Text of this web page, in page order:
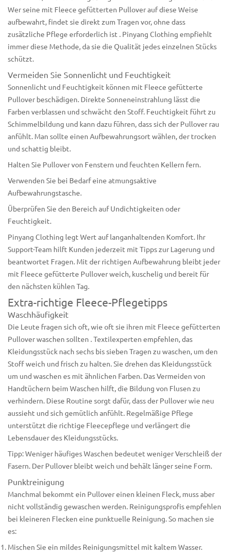
Wer seine mit Fleece gefütterten Pullover auf diese Weise
aufbewahrt, findet sie direkt zum Tragen vor, ohne dass
zusätzliche Pflege erforderlich ist . Pinyang Clothing empfiehlt
immer diese Methode, da sie die Qualität jedes einzelnen Stücks
schützt.
Vermeiden Sie Sonnenlicht und Feuchtigkeit
Sonnenlicht und Feuchtigkeit können mit Fleece gefütterte
Pullover beschädigen. Direkte Sonneneinstrahlung lässt die
Farben verblassen und schwächt den Stoff. Feuchtigkeit führt zu
Schimmelbildung und kann dazu führen, dass sich der Pullover rau
anfühlt. Man sollte einen Aufbewahrungsort wählen, der trocken
und schattig bleibt.
Halten Sie Pullover von Fenstern und feuchten Kellern fern.
Verwenden Sie bei Bedarf eine atmungsaktive
Aufbewahrungstasche.
Überprüfen Sie den Bereich auf Undichtigkeiten oder
Feuchtigkeit.
Pinyang Clothing legt Wert auf langanhaltenden Komfort. Ihr
Support-Team hilft Kunden jederzeit mit Tipps zur Lagerung und
beantwortet Fragen. Mit der richtigen Aufbewahrung bleibt jeder
mit Fleece gefütterte Pullover weich, kuschelig und bereit für
den nächsten kühlen Tag.
Extra-richtige Fleece-Pflegetipps
Waschhäufigkeit
Die Leute fragen sich oft, wie oft sie ihren mit Fleece gefütterten
Pullover waschen sollten . Textilexperten empfehlen, das
Kleidungsstück nach sechs bis sieben Tragen zu waschen, um den
Stoff weich und frisch zu halten. Sie drehen das Kleidungsstück
um und waschen es mit ähnlichen Farben. Das Vermeiden von
Handtüchern beim Waschen hilft, die Bildung von Flusen zu
verhindern. Diese Routine sorgt dafür, dass der Pullover wie neu
aussieht und sich gemütlich anfühlt. Regelmäßige Pflege
unterstützt die richtige Fleecepflege und verlängert die
Lebensdauer des Kleidungsstücks.
Tipp: Weniger häufiges Waschen bedeutet weniger Verschleiß der
Fasern. Der Pullover bleibt weich und behält länger seine Form.
Punktreinigung
Manchmal bekommt ein Pullover einen kleinen Fleck, muss aber
nicht vollständig gewaschen werden. Reinigungsprofis empfehlen
bei kleineren Flecken eine punktuelle Reinigung. So machen sie
es:
Mischen Sie ein mildes Reinigungsmittel mit kaltem Wasser.